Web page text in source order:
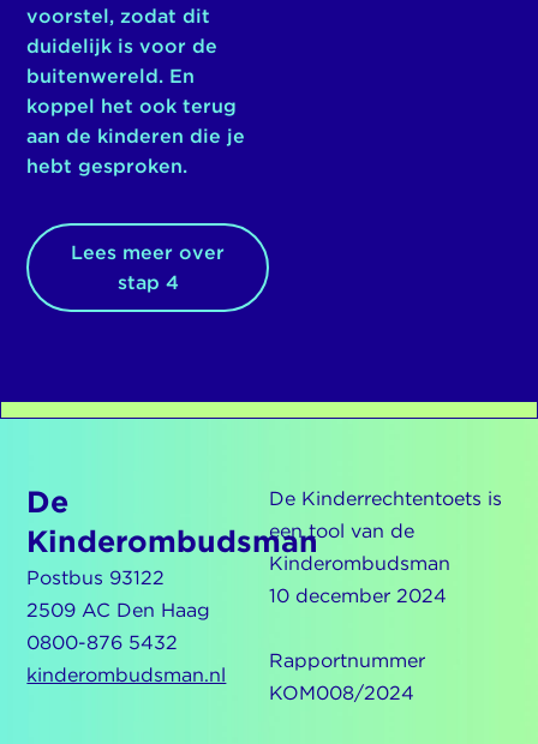
voorstel, zodat dit
duidelijk is voor de
buitenwereld. En
koppel het ook terug
aan de kinderen die je
hebt gesproken.
Lees meer over
stap 4
De
Kinderombudsman
Postbus 93122
2509 AC Den Haag
0800-876 5432
kinderombudsman.nl
De Kinderrechtentoets is
een tool van de
Kinderombudsman
10 december 2024
Rapportnummer
KOM008/2024